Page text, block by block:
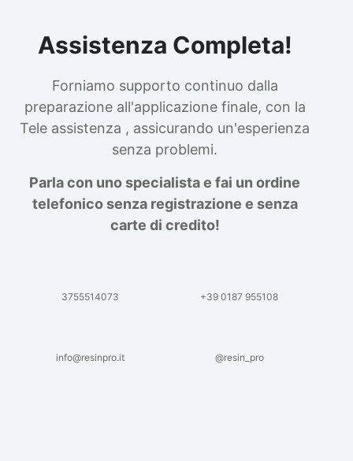
Assistenza Completa!
Forniamo supporto continuo dalla
preparazione all'applicazione finale, con la
Tele assistenza , assicurando un'esperienza
senza problemi.
Parla con uno specialista e fai un ordine
telefonico senza registrazione e senza
carte di credito!
3755514073 +39 0187 955108
info@resinpro.it @resin_pro